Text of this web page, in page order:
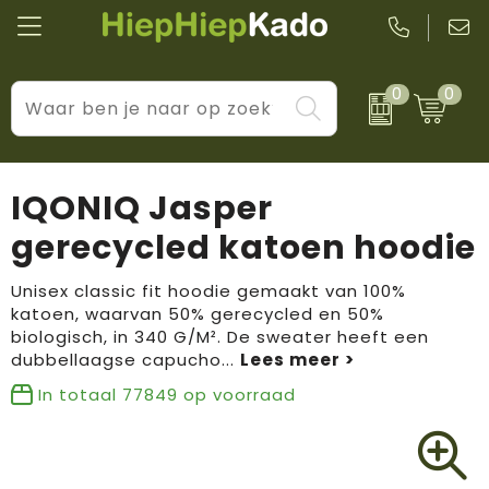
0 0
Kantoor & schrijfwaren
Wellness & verzorging
Tassen & reizen
Huis, tuin & keuken
Levensstijl
Prijs & impact
BIC
Boska
Brandflavours
Camelbak
IQONIQ Jasper
gerecycled katoen hoodie
Unisex classic fit hoodie gemaakt van 100%
katoen, waarvan 50% gerecycled en 50%
biologisch, in 340 G/M². De sweater heeft een
dubbellaagse capucho...
In totaal 77849 op voorraad